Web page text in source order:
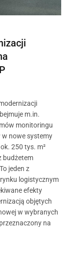
m.in.
monitoringu
w nowe systemy
250 tys. m²
budżetem
jeden z
logistycznym
efekty
objętych
w wybranych
na